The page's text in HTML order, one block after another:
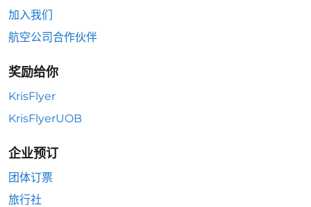
加入我们
航空公司合作伙伴
奖励给你
KrisFlyer
KrisFlyerUOB
企业预订
团体订票
旅行社